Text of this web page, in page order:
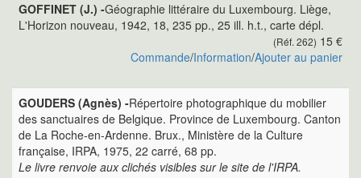
GOFFINET (J.) -Géographie littéraire du Luxembourg. Liège,
L'Horizon nouveau, 1942, 18, 235 pp., 25 ill. h.t., carte dépl.
(Réf. 262) 15 €
Commande/Information/Ajouter au panier
GOUDERS (Agnès) -Répertoire photographique du mobilier
des sanctuaires de Belgique. Province de Luxembourg. Canton
de La Roche-en-Ardenne. Brux., Ministère de la Culture
française, IRPA, 1975, 22 carré, 68 pp.
Le livre renvoie aux clichés visibles sur le site de l'IRPA.